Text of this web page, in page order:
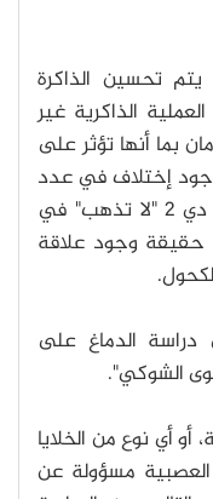
يتم تحسين الذاكرة
الذاكرية غير
بما أنها تؤثر على
وجود إختلاف في عدد
أيٍ من نوعي الشوكيات في أعصاب دي 2 "لا تذهب" في
حقيقة وجود علاقة
دراسة الدماغ على
الشوكي".
أي نوع من الخلايا
العصبية مسؤولة عن